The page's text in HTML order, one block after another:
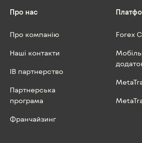
Про нас
Про компанію
Наші контакти
IB партнерство
Партнерська
програма
Франчайзинг
Forex